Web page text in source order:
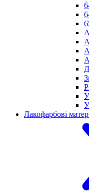
Лакофарбові